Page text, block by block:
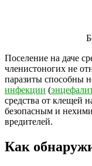
Поселение на даче
членистоногих не
паразиты способны
инфекции (
средства от клещей
безопасным и
вредителей.
Как